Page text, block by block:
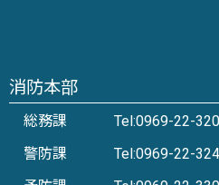
消防本部
総務課
Tel:0969-22-
警防課
Tel:0969-22-